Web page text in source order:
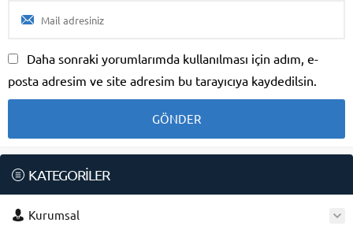
Daha sonraki yorumlarımda kullanılması için adım, e-
posta adresim ve site adresim bu tarayıcıya kaydedilsin.
KATEGORİLER
Kurumsal